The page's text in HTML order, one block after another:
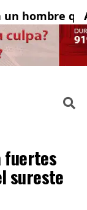
hombre
fuertes
sureste